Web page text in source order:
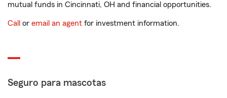
mutual funds in Cincinnati, OH and financial opportunities.
Call or email an agent for investment information.
Seguro para mascotas